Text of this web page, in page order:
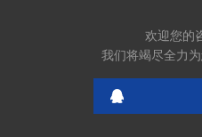
欢迎您的
我们将竭尽全力